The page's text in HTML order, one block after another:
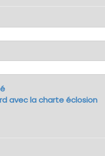
avec la charte éclosion